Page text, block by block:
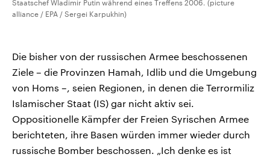
Staatschef Wladimir Putin während eines Treffens 2006. (picture
alliance / EPA / Sergei Karpukhin)
Die bisher von der russischen Armee beschossenen
Ziele – die Provinzen Hamah, Idlib und die Umgebung
von Homs –, seien Regionen, in denen die Terrormiliz
Islamischer Staat (IS) gar nicht aktiv sei.
Oppositionelle Kämpfer der Freien Syrischen Armee
berichteten, ihre Basen würden immer wieder durch
russische Bomber beschossen. „Ich denke es ist